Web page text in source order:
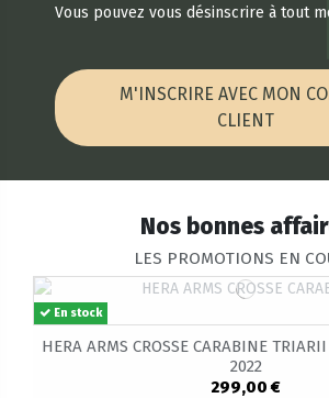
Vous pouvez vous désinscrire à tout
M'INSCRIRE AVEC MON
CLIENT
Nos bonnes
LES PROMOTIONS EN
En stock
HERA ARMS CROSSE CARABINE
2022
299,00 €